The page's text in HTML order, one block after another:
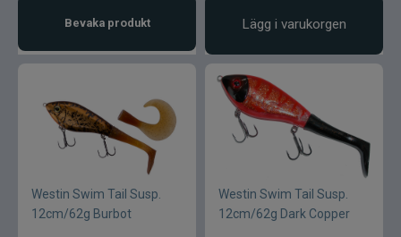
Bevaka produkt Lägg i varukorgen
Westin Swim Tail Susp.
12cm/62g Burbot
Westin Swim Tail Susp.
12cm/62g Dark Copper